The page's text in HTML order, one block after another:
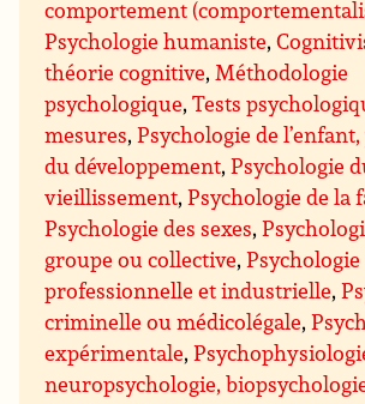
comportement
Psychologie humaniste,
théorie cognitive,Méthodologie
psychologique,Tests
mesures,Psychologie de
du développement,Psychologie
vieillissement,Psychologie de la
Psychologie des sexes,
groupe ou collective,Psychologie
professionnelle et industrielle,
criminelle ou médicolégale,
expérimentale,
neuropsychologie,